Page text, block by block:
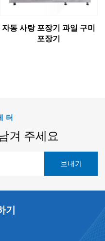
자동 사탕 포장기 과일 구미
포장기
터
겨 주세요
기